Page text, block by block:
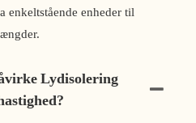
enkeltstående enheder til
Lydisolering